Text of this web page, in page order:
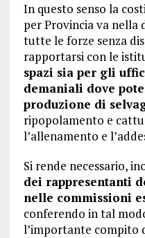
In questo senso la
per Provincia va nella
tutte le forze senza
rapportarsi con le
spazi sia per gli
demaniali dove
produzione di
ripopolamento e
l’allenamento e
Si rende necessario,
dei rappresentanti
nelle commissioni
conferendo in tal
l’importante compito